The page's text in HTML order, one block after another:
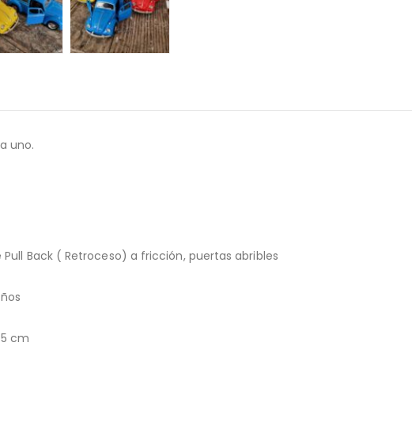
uno.
Back ( Retroceso) a fricción, puertas abribles
cm